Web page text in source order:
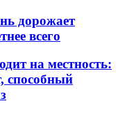
дорожает
всего
на местность:
способный